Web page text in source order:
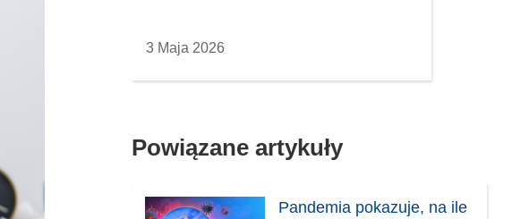
3 Maja 2026
Powiązane artykuły
Pandemia pokazuje, na ile